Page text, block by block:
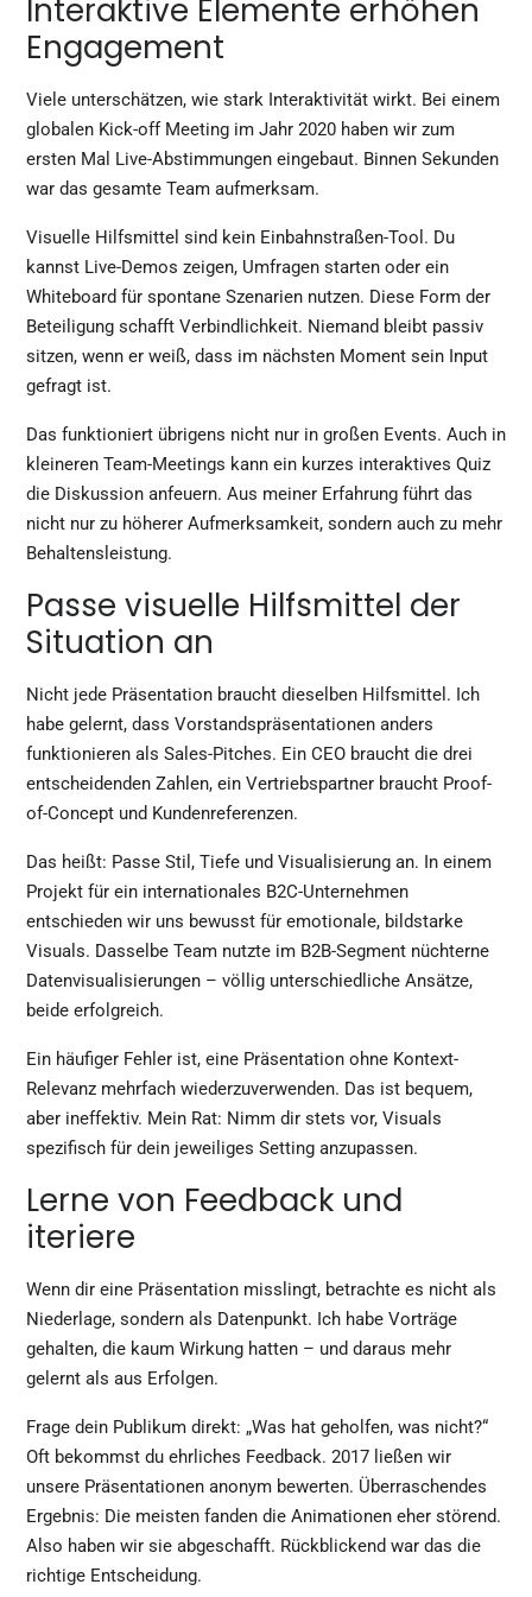
Interaktive Elemente erhöhen
Engagement
Viele unterschätzen, wie stark Interaktivität wirkt. Bei einem
globalen Kick-off Meeting im Jahr 2020 haben wir zum
ersten Mal Live-Abstimmungen eingebaut. Binnen Sekunden
war das gesamte Team aufmerksam.
Visuelle Hilfsmittel sind kein Einbahnstraßen-Tool. Du
kannst Live-Demos zeigen, Umfragen starten oder ein
Whiteboard für spontane Szenarien nutzen. Diese Form der
Beteiligung schafft Verbindlichkeit. Niemand bleibt passiv
sitzen, wenn er weiß, dass im nächsten Moment sein Input
gefragt ist.
Das funktioniert übrigens nicht nur in großen Events. Auch in
kleineren Team-Meetings kann ein kurzes interaktives Quiz
die Diskussion anfeuern. Aus meiner Erfahrung führt das
nicht nur zu höherer Aufmerksamkeit, sondern auch zu mehr
Behaltensleistung.
Passe visuelle Hilfsmittel der
Situation an
Nicht jede Präsentation braucht dieselben Hilfsmittel. Ich
habe gelernt, dass Vorstandspräsentationen anders
funktionieren als Sales-Pitches. Ein CEO braucht die drei
entscheidenden Zahlen, ein Vertriebspartner braucht Proof-
of-Concept und Kundenreferenzen.
Das heißt: Passe Stil, Tiefe und Visualisierung an. In einem
Projekt für ein internationales B2C-Unternehmen
entschieden wir uns bewusst für emotionale, bildstarke
Visuals. Dasselbe Team nutzte im B2B-Segment nüchterne
Datenvisualisierungen – völlig unterschiedliche Ansätze,
beide erfolgreich.
Ein häufiger Fehler ist, eine Präsentation ohne Kontext-
Relevanz mehrfach wiederzuverwenden. Das ist bequem,
aber ineffektiv. Mein Rat: Nimm dir stets vor, Visuals
spezifisch für dein jeweiliges Setting anzupassen.
Lerne von Feedback und
iteriere
Wenn dir eine Präsentation misslingt, betrachte es nicht als
Niederlage, sondern als Datenpunkt. Ich habe Vorträge
gehalten, die kaum Wirkung hatten – und daraus mehr
gelernt als aus Erfolgen.
Frage dein Publikum direkt: „Was hat geholfen, was nicht?“
Oft bekommst du ehrliches Feedback. 2017 ließen wir
unsere Präsentationen anonym bewerten. Überraschendes
Ergebnis: Die meisten fanden die Animationen eher störend.
Also haben wir sie abgeschafft. Rückblickend war das die
richtige Entscheidung.